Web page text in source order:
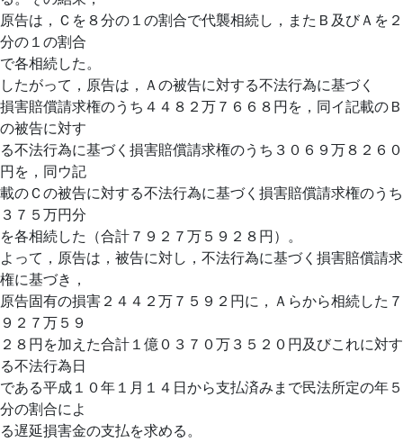
原告は，Ｃを８分の１の割合で代襲相続し，またＢ及びＡを２
分の１の割合
で各相続した。
したがって，原告は，Ａの被告に対する不法行為に基づく
損害賠償請求権のうち４４８２万７６６８円を，同イ記載のＢ
の被告に対す
る不法行為に基づく損害賠償請求権のうち３０６９万８２６０
円を，同ウ記
載のＣの被告に対する不法行為に基づく損害賠償請求権のうち
３７５万円分
を各相続した（合計７９２７万５９２８円）。
よって，原告は，被告に対し，不法行為に基づく損害賠償請求
権に基づき，
原告固有の損害２４４２万７５９２円に，Ａらから相続した７
９２７万５９
２８円を加えた合計１億０３７０万３５２０円及びこれに対す
る不法行為日
である平成１０年１月１４日から支払済みまで民法所定の年５
分の割合によ
る遅延損害金の支払を求める。